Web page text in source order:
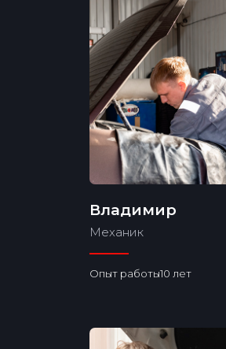
Владимир
Механик
Опыт работы10 лет